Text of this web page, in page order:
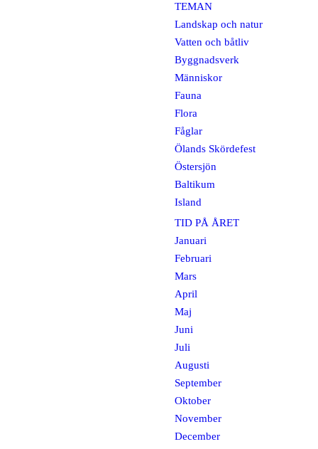
TEMAN
Landskap och natur
Vatten och båtliv
Byggnadsverk
Människor
Fauna
Flora
Fåglar
Ölands Skördefest
Östersjön
Baltikum
Island
TID PÅ ÅRET
Januari
Februari
Mars
April
Maj
Juni
Juli
Augusti
September
Oktober
November
December